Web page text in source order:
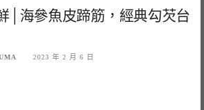
│海參魚皮蹄筋，經典勾芡台
2023 年 2 月 6 日